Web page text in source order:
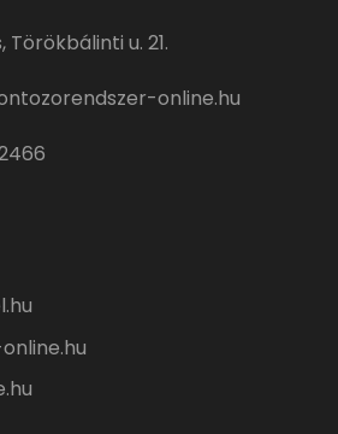
Törökbálinti u. 21.
online.hu